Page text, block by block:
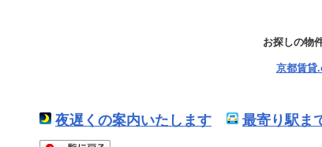
お探しの物
京都賃貸
夜遅くの案内いたします 最寄り駅ま